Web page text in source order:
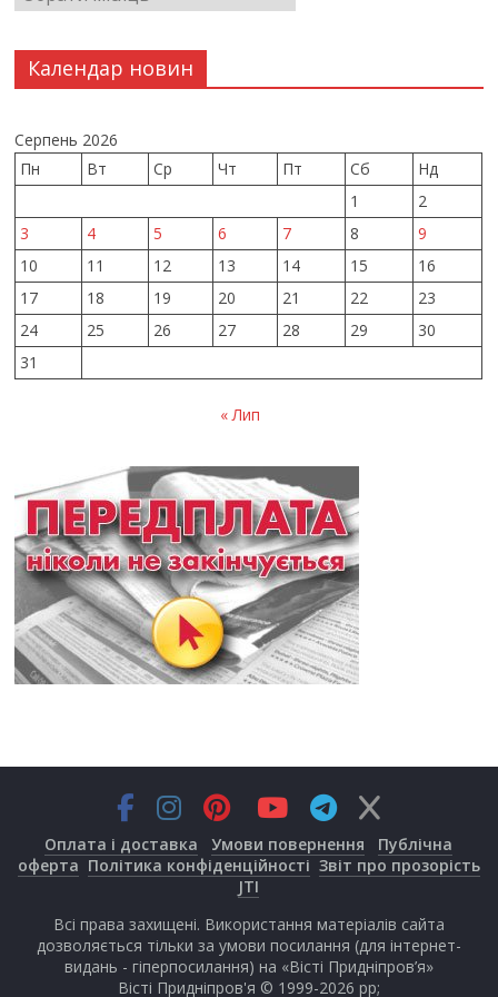
Календар новин
Серпень 2026
Пн
Вт Ср Чт Пт Сб
Нд
1
2
3
4 5 6 7 8
9
10
11 12 13 14 15
16
17
18 19 20 21 22
23
24
25 26 27 28 29
30
31
« Лип
Оплата і доставка Умови повернення
Публічна
оферта Політика конфіденційності Звіт про прозорість
JTI
Всі права захищені. Використання матеріалів сайта
дозволяється тільки за умови посилання (для інтернет-
видань - гіперпосилання) на «Вісті Придніпров’я»
Вісті Придніпров'я © 1999-2026 рр;